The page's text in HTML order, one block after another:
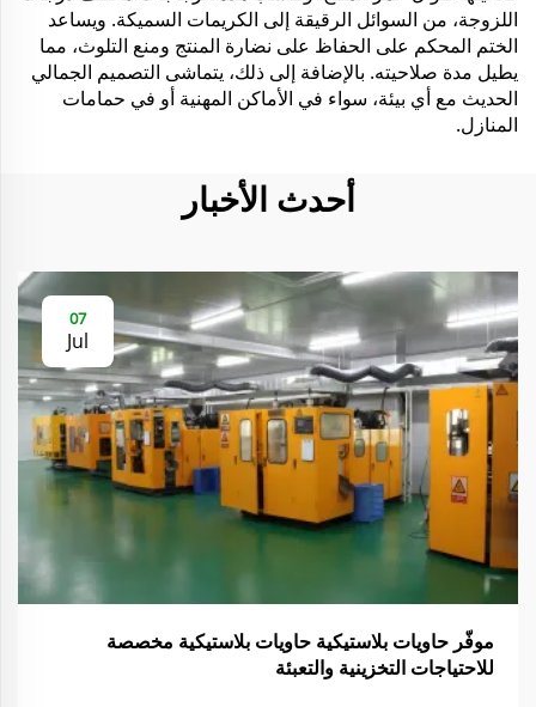
اللزوجة، من السوائل الرقيقة إلى الكريمات السميكة. ويساعد
الختم المحكم على الحفاظ على نضارة المنتج ومنع التلوث، مما
يطيل مدة صلاحيته. بالإضافة إلى ذلك، يتماشى التصميم الجمالي
الحديث مع أي بيئة، سواء في الأماكن المهنية أو في حمامات
المنازل.
أحدث الأخبار
07
Jul
موفّر حاويات بلاستيكية حاويات بلاستيكية مخصصة
للاحتياجات التخزينية والتعبئة